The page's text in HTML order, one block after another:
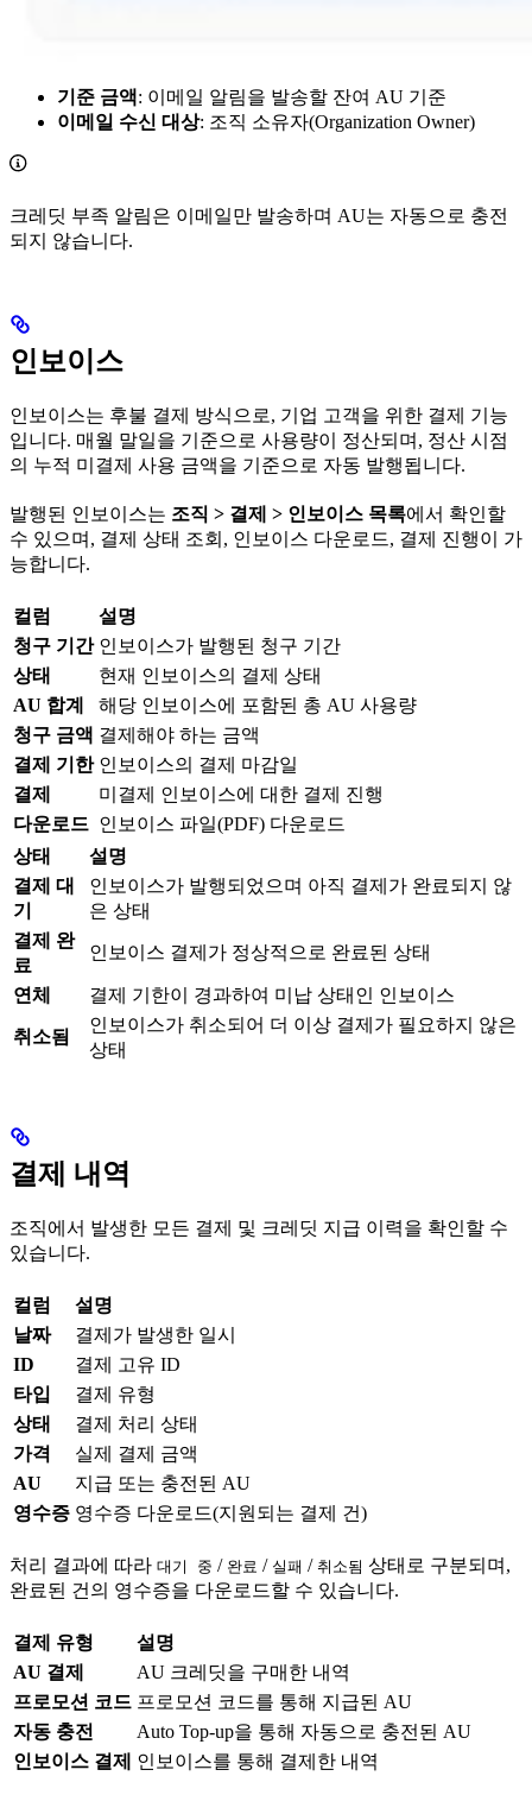
기준 금액: 이메일 알림을 발송할 잔여 AU 기준
이메일 수신 대상: 조직 소유자(Organization Owner)
크레딧 부족 알림은 이메일만 발송하며 AU는 자동으로 충전
되지 않습니다.
인보이스
인보이스는 후불 결제 방식으로, 기업 고객을 위한 결제 기능
입니다. 매월 말일을 기준으로 사용량이 정산되며, 정산 시점
의 누적 미결제 사용 금액을 기준으로 자동 발행됩니다.
발행된 인보이스는 조직 > 결제 > 인보이스 목록에서 확인할
수 있으며, 결제 상태 조회, 인보이스 다운로드, 결제 진행이 가
능합니다.
컬럼
설명
청구 기간 인보이스가 발행된 청구 기간
상태
현재 인보이스의 결제 상태
AU 합계
해당 인보이스에 포함된 총 AU 사용량
청구 금액 결제해야 하는 금액
결제 기한 인보이스의 결제 마감일
결제
미결제 인보이스에 대한 결제 진행
다운로드 인보이스 파일(PDF) 다운로드
상태
설명
결제 대
기
인보이스가 발행되었으며 아직 결제가 완료되지 않
은 상태
결제 완
료
인보이스 결제가 정상적으로 완료된 상태
연체 결제 기한이 경과하여 미납 상태인 인보이스
취소됨
인보이스가 취소되어 더 이상 결제가 필요하지 않은
상태
결제 내역
조직에서 발생한 모든 결제 및 크레딧 지급 이력을 확인할 수
있습니다.
컬럼
설명
날짜
결제가 발생한 일시
ID
결제 고유 ID
타입
결제 유형
상태
결제 처리 상태
가격
실제 결제 금액
AU
지급 또는 충전된 AU
영수증 영수증 다운로드(지원되는 결제 건)
처리 결과에 따라 대기 중 / 완료 / 실패 / 취소됨 상태로 구분되며,
완료된 건의 영수증을 다운로드할 수 있습니다.
결제 유형
설명
AU 결제
AU 크레딧을 구매한 내역
프로모션 코드 프로모션 코드를 통해 지급된 AU
자동 충전
Auto Top-up을 통해 자동으로 충전된 AU
인보이스 결제
인보이스를 통해 결제한 내역